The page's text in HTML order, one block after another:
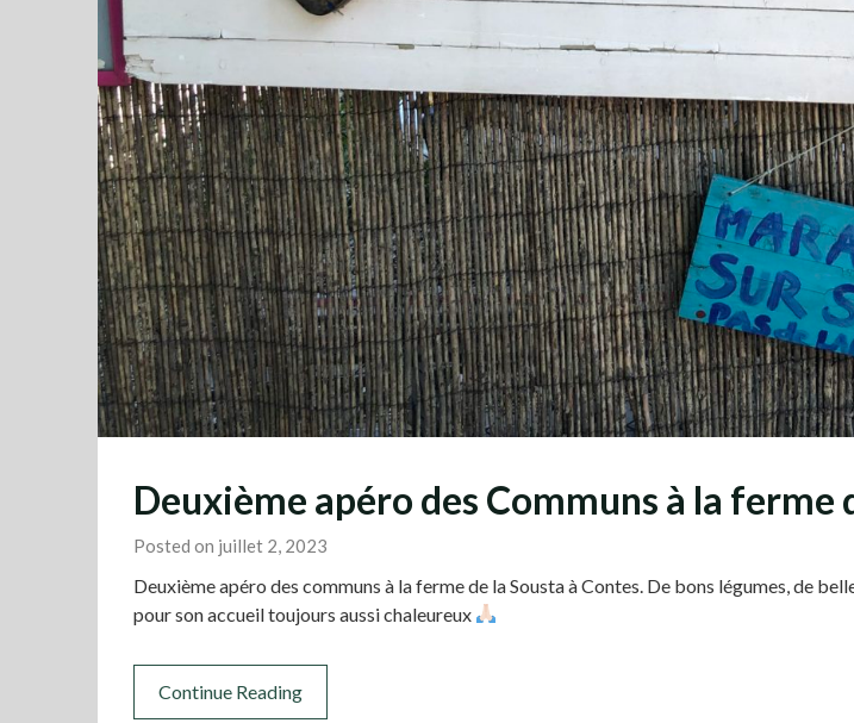
Deuxième apéro des Communs à la ferme
Posted on juillet 2, 2023
Deuxième apéro des communs à la ferme de la Sousta à Contes. De bons légumes, de
pour son accueil toujours aussi chaleureux
Continue Reading